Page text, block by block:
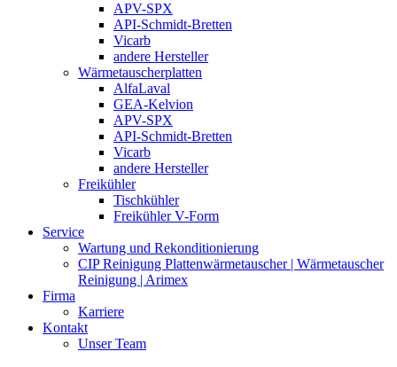
APV-SPX
API-Schmidt-Bretten
Vicarb
andere Hersteller
Wärmetauscherplatten
AlfaLaval
GEA-Kelvion
APV-SPX
API-Schmidt-Bretten
Vicarb
andere Hersteller
Freikühler
Tischkühler
Freikühler V-Form
Service
Wartung und Rekonditionierung
CIP Reinigung Plattenwärmetauscher | Wärmetauscher
Reinigung | Arimex
Firma
Karriere
Kontakt
Unser Team